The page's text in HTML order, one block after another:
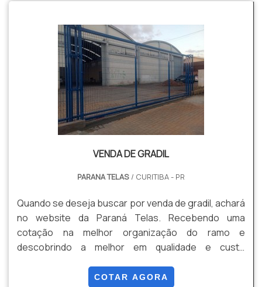
industrial e gradil revestido em PVC, disponibilizando
VENDA DE GRADIL
PARANA TELAS / CURITIBA - PR
Quando se deseja buscar por venda de gradil, achará
no website da Paraná Telas. Recebendo uma
cotação na melhor organização do ramo e
descobrindo a melhor em qualidade e custo
os profissionais especializados da Paraná Telas o
COTAR AGORA